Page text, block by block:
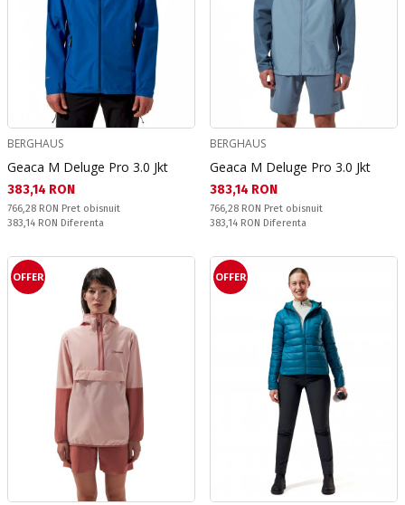
BERGHAUS
Geaca M Deluge Pro 3.0 Jkt
Текуща цена:
383,14 RON
Pret obisnuit:
766,28 RON Pret obisnuit
Спестявате:
383,14 RON Diferenta
BERGHAUS
Geaca M Deluge Pro 3.0 Jkt
Текуща цена:
383,14 RON
Pret obisnuit:
766,28 RON Pret obisnuit
Спестявате:
383,14 RON Diferenta
OFFER OFFER